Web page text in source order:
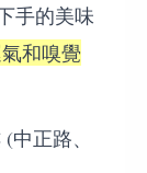
手的美味
和嗅覺
正路、